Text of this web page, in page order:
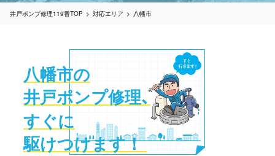
井戸ポンプ修理119番TOP 対応エリア 八幡市
八幡市の
井戸ポンプ修理、
すぐに
駆けつけます！